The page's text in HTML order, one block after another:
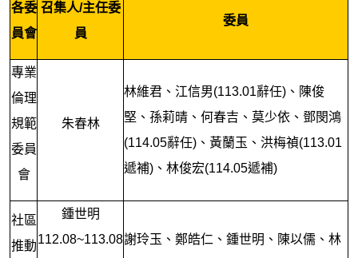
各委
員會
召集人/主任委
員
委員
專業
倫理
規範
委員
會
朱春林
林維君、江信男(113.01辭任)、陳俊
堅、孫莉晴、何春吉、莫少依、鄧閔鴻
(114.05辭任)、黃蘭玉、洪梅禎(113.01
遞補)、林俊宏(114.05遞補)
社區
推動
鍾世明
112.08~113.08謝玲玉、鄭皓仁、鍾世明、陳以儒、林